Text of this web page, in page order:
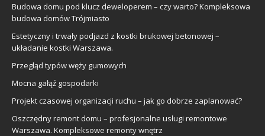
Budowa domu pod klucz deweloperem – czy warto? Kompleksowa
budowa domów Trójmiasto
Estetyczny i trwały podjazd z kostki brukowej betonowej –
układanie kostki Warszawa.
Przegląd typów węży gumowych
Mocna gałąź gospodarki
Projekt czasowej organizacji ruchu – jak go dobrze zaplanować?
Oszczędny remont domu – profesjonalne usługi remontowe
Warszawa. Kompleksowe remonty wnętrz